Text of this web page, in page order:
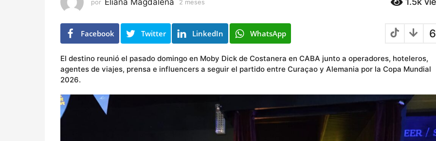
s
e
por Eliana Magdalena 2 meses
e
Facebook Twitter LinkedIn WhatsApp
El destino reunió el pasado domingo en Moby Dick de Costanera en CABA junto a operadores, hoteleros,
agentes de viajes, prensa e influencers a seguir el partido entre Curaçao y Alemania por la Copa Mundial
2026.